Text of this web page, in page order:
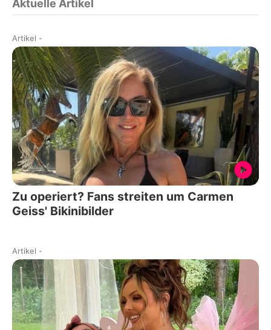
Aktuelle Artikel
Artikel -
Zu operiert? Fans streiten um Carmen
Geiss' Bikinibilder
Artikel -